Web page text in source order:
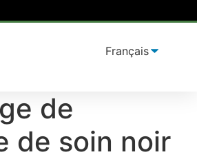
identifiés "emballage de
de
de soin noir